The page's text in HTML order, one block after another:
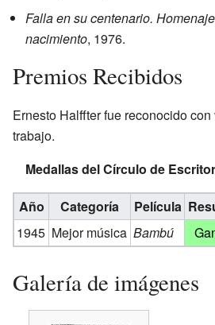
Falla en su centenario.
nacimiento, 1976.
Premios Recibidos
Ernesto Halffter fue reconocido
trabajo.
Medallas del Círculo de
Año Categoría Película
1945 Mejor música Bambú
Galería de imágenes